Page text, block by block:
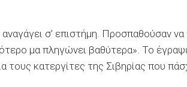
αναγάγει σ’ επιστήμη. Προσπαθούσαν
μα πληγώνει βαθύτερα». Το
τους κατεργίτες της Σιβηρίας που